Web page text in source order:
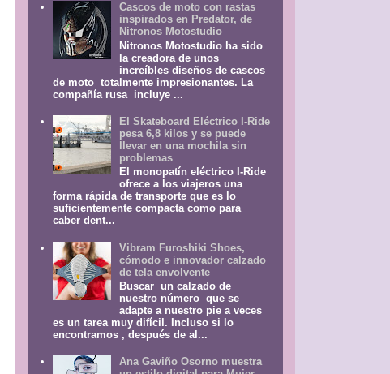
Cascos de moto con rastas
inspirados en Predator, de
Nitronos Motostudio
Nitronos Motostudio ha sido
la creadora de unos
increíbles diseños de cascos
de moto totalmente impresionantes. La
compañía rusa incluye ...
El Skateboard Eléctrico I-Ride
pesa 6,8 kilos y se puede
llevar en una mochila sin
problemas
El monopatín eléctrico I-Ride
ofrece a los viajeros una
forma rápida de transporte que es lo
suficientemente compacta como para
caber dent...
Vibram Furoshiki Shoes,
cómodo e innovador calzado
de tela envolvente
Buscar un calzado de
nuestro número que se
adapte a nuestro pie a veces
es un tarea muy difícil. Incluso si lo
encontramos , después de al...
Ana Gaviño Osorno muestra